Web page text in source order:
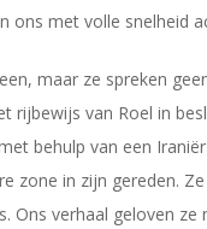
ons met volle snelheid
maar ze spreken
rijbewijs van Roel in
behulp van een
zone in zijn gereden.
Ons verhaal geloven